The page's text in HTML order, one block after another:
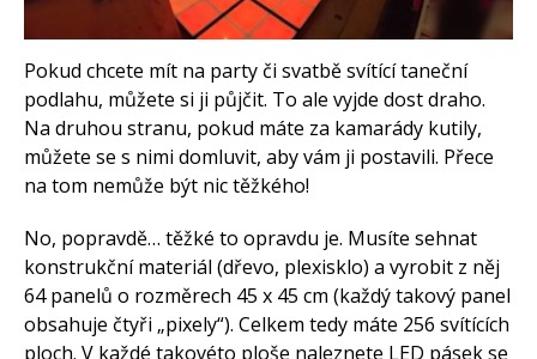
Arduino roboti
Tinylab
Makeblock
Micro:bit
Videa
Koupit
Pokud chcete mít na party či svatbě svítící taneční
podlahu, můžete si ji půjčit. To ale vyjde dost draho.
Na druhou stranu, pokud máte za kamarády kutily,
můžete se s nimi domluvit, aby vám ji postavili. Přece
na tom nemůže být nic těžkého!
No, popravdě… těžké to opravdu je. Musíte sehnat
konstrukční materiál (dřevo, plexisklo) a vyrobit z něj
64 panelů o rozměrech 45 x 45 cm (každý takový panel
obsahuje čtyři „pixely“). Celkem tedy máte 256 svítících
ploch. V každé takovéto ploše naleznete LED pásek se